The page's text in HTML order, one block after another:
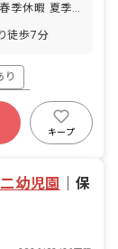
季休暇 夏季
徒歩7分
り
備
キープ
幼児園
保